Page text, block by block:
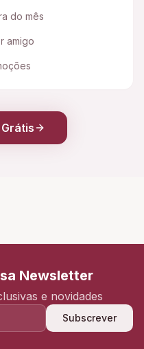
do mês
amigo
Newsletter
e novidades
Subscrever